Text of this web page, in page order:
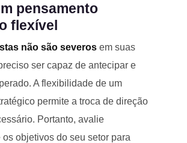
pensamento
flexível
não são severos em suas
ser capaz de antecipar e
A flexibilidade de um
permite a troca de direção
Portanto, avalie
objetivos do seu setor para